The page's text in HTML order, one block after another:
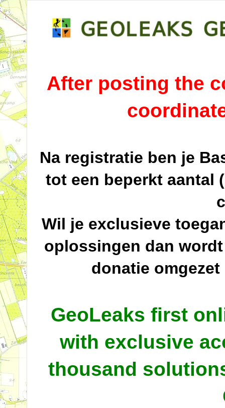
After posting the
Na registratie ben je
tot een beperkt aantal
Wil je exclusieve
oplossingen dan
donatie omgezet
GeoLeaks first
with exclusive
thousand